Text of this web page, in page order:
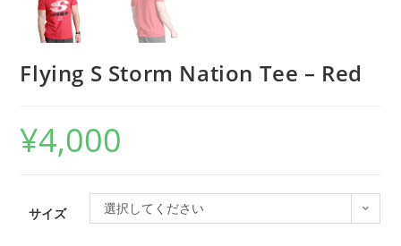
Flying S Storm Nation Tee – Red
¥4,000
サイズ 選択してください